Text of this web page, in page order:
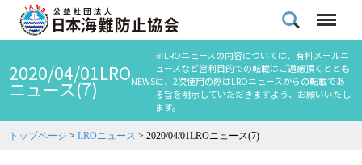
2020/04/01LRO
ニュース(7) NEWS
※LROニュースの内容については、有料メールニ
ュースなど営利目的での転載はご遠慮頂くととも
に、2次使用の際はLROニュースからの転載であ
る旨を明示していただきますよう、お願いいたし
ます。
トップページ >LROニュース >2020/04/01LROニュース(7)